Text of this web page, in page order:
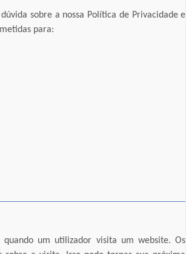
sobre a nossa Política de Privacidade e
para:
quando um utilizador visita um website. Os